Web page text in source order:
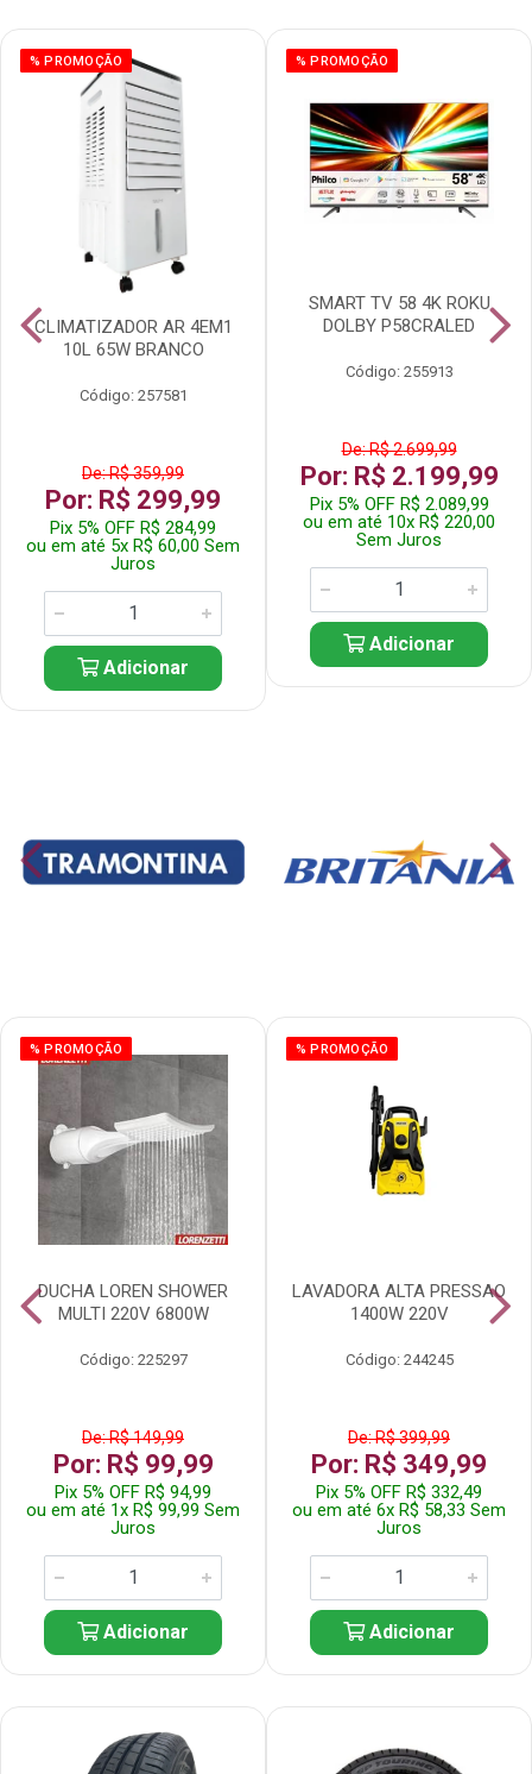
% PROMOÇÃO
CLIMATIZADOR AR 4EM1
10L 65W BRANCO
Código: 257581
De: R$ 359,99
Por: R$ 299,99
Pix 5% OFF R$ 284,99
ou em até 5x R$ 60,00 Sem
Juros
Adicionar
% PROMOÇÃO
SMART TV 58 4K ROKU
DOLBY P58CRALED
Código: 255913
De: R$ 2.699,99
Por: R$ 2.199,99
Pix 5% OFF R$ 2.089,99
ou em até 10x R$ 220,00
Sem Juros
Adicionar
% PROMOÇÃO
DUCHA LOREN SHOWER
MULTI 220V 6800W
Código: 225297
De: R$ 149,99
Por: R$ 99,99
Pix 5% OFF R$ 94,99
ou em até 1x R$ 99,99 Sem
Juros
Adicionar
% PROMOÇÃO
LAVADORA ALTA PRESSAO
1400W 220V
Código: 244245
De: R$ 399,99
Por: R$ 349,99
Pix 5% OFF R$ 332,49
ou em até 6x R$ 58,33 Sem
Juros
Adicionar